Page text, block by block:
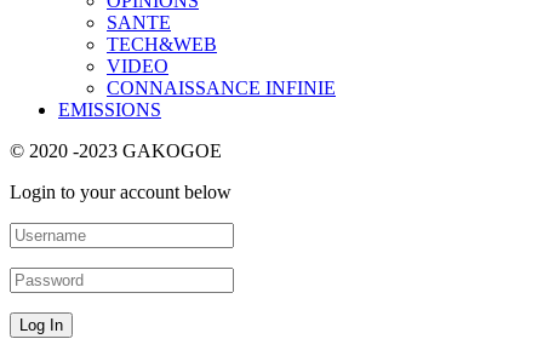
SANTE
TECH&WEB
VIDEO
CONNAISSANCE INFINIE
EMISSIONS
© 2020 -2023 GAKOGOE
Login to your account below